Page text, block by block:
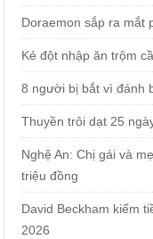
Doraemon sắp ra mắt
Kẻ đột nhập ăn trộm
8 người bị bắt vì đánh
Thuyền trôi dạt 25
Nghệ An: Chị gái và
triệu đồng
David Beckham kiếm
2026